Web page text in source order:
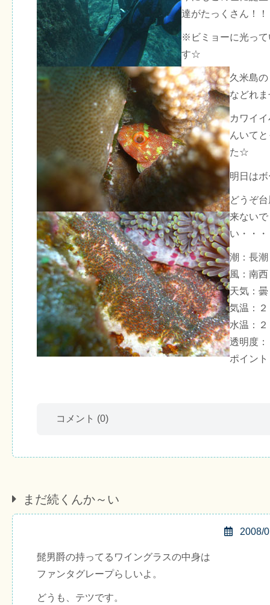
達がたっくさん！！
※ビミョーに光っ
す☆
久米島
などれ
カワイ
んいて
た☆
明日は
どうぞ
来ない
い・・
潮：長潮
風：南西
天気：
気温：
水温：
透明度
ポイン
コメント (0)
まだ続くんか～い
2008/
髭男爵の持ってるワイングラスの中身は
ファンタグレープらしいよ。
どうも、テツです。